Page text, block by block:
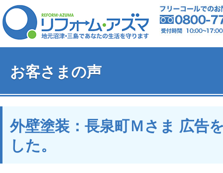
お客さまの声
外壁塗装：長泉町Ｍさま 広告
した。